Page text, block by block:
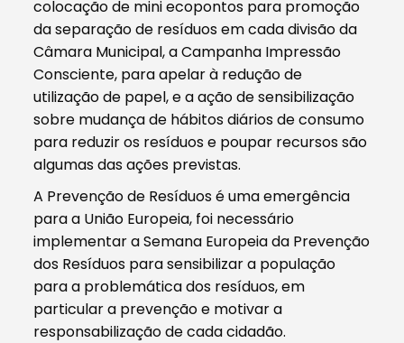
colocação de mini ecopontos para promoção
da separação de resíduos em cada divisão da
Câmara Municipal, a Campanha Impressão
Consciente, para apelar à redução de
utilização de papel, e a ação de sensibilização
sobre mudança de hábitos diários de consumo
para reduzir os resíduos e poupar recursos são
algumas das ações previstas.
A Prevenção de Resíduos é uma emergência
para a União Europeia, foi necessário
implementar a Semana Europeia da Prevenção
dos Resíduos para sensibilizar a população
para a problemática dos resíduos, em
particular a prevenção e motivar a
responsabilização de cada cidadão.